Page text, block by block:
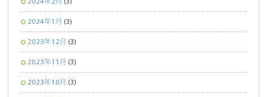
2024年1月 (3)
2023年12月 (3)
2023年11月 (3)
2023年10月 (3)